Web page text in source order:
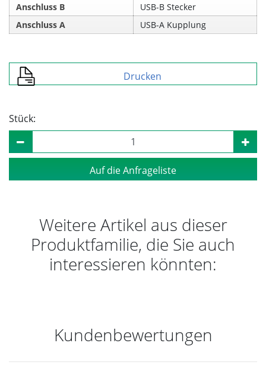
Anschluss B
USB-B Stecker
Anschluss A
USB-A Kupplung
Drucken
Stück:
Auf die Anfrageliste
Weitere Artikel aus dieser
Produktfamilie, die Sie auch
interessieren könnten:
Kundenbewertungen